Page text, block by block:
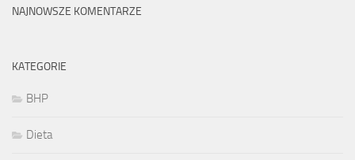
NAJNOWSZE KOMENTARZE
KATEGORIE
BHP
Dieta